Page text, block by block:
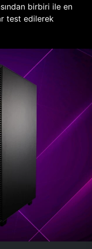
birbiri ile en
test edilerek